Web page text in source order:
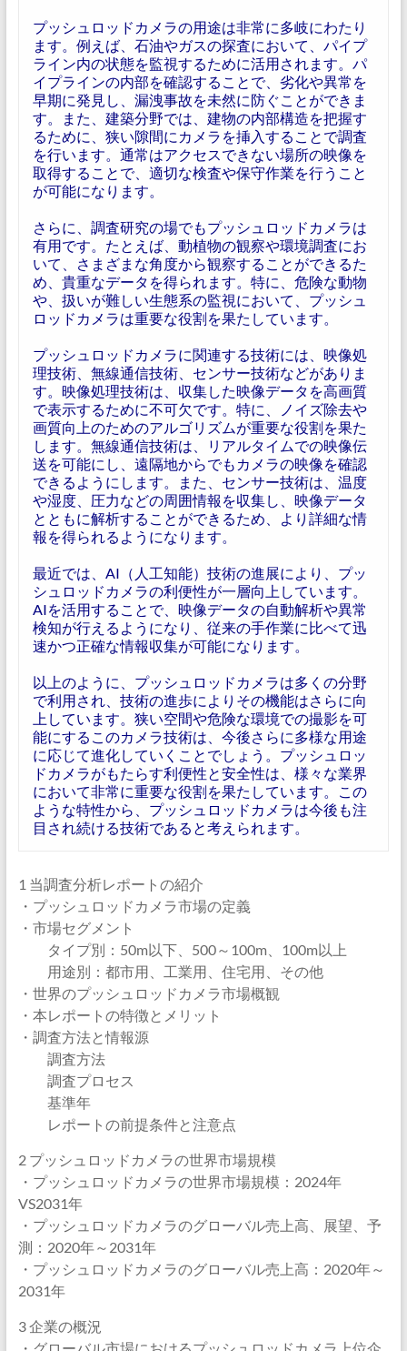
プッシュロッドカメラの用途は非常に多岐にわたり
ます。例えば、石油やガスの探査において、パイプ
ライン内の状態を監視するために活用されます。パ
イプラインの内部を確認することで、劣化や異常を
早期に発見し、漏洩事故を未然に防ぐことができま
す。また、建築分野では、建物の内部構造を把握す
るために、狭い隙間にカメラを挿入することで調査
を行います。通常はアクセスできない場所の映像を
取得することで、適切な検査や保守作業を行うこと
が可能になります。
さらに、調査研究の場でもプッシュロッドカメラは
有用です。たとえば、動植物の観察や環境調査にお
いて、さまざまな角度から観察することができるた
め、貴重なデータを得られます。特に、危険な動物
や、扱いが難しい生態系の監視において、プッシュ
ロッドカメラは重要な役割を果たしています。
プッシュロッドカメラに関連する技術には、映像処
理技術、無線通信技術、センサー技術などがありま
す。映像処理技術は、収集した映像データを高画質
で表示するために不可欠です。特に、ノイズ除去や
画質向上のためのアルゴリズムが重要な役割を果た
します。無線通信技術は、リアルタイムでの映像伝
送を可能にし、遠隔地からでもカメラの映像を確認
できるようにします。また、センサー技術は、温度
や湿度、圧力などの周囲情報を収集し、映像データ
とともに解析することができるため、より詳細な情
報を得られるようになります。
最近では、AI（人工知能）技術の進展により、プッ
シュロッドカメラの利便性が一層向上しています。
AIを活用することで、映像データの自動解析や異常
検知が行えるようになり、従来の手作業に比べて迅
速かつ正確な情報収集が可能になります。
以上のように、プッシュロッドカメラは多くの分野
で利用され、技術の進歩によりその機能はさらに向
上しています。狭い空間や危険な環境での撮影を可
能にするこのカメラ技術は、今後さらに多様な用途
に応じて進化していくことでしょう。プッシュロッ
ドカメラがもたらす利便性と安全性は、様々な業界
において非常に重要な役割を果たしています。この
ような特性から、プッシュロッドカメラは今後も注
目され続ける技術であると考えられます。
1 当調査分析レポートの紹介
・プッシュロッドカメラ市場の定義
・市場セグメント
タイプ別：50m以下、500～100m、100m以上
用途別：都市用、工業用、住宅用、その他
・世界のプッシュロッドカメラ市場概観
・本レポートの特徴とメリット
・調査方法と情報源
調査方法
調査プロセス
基準年
レポートの前提条件と注意点
2 プッシュロッドカメラの世界市場規模
・プッシュロッドカメラの世界市場規模：2024年
VS2031年
・プッシュロッドカメラのグローバル売上高、展望、予
測：2020年～2031年
・プッシュロッドカメラのグローバル売上高：2020年～
2031年
3 企業の概況